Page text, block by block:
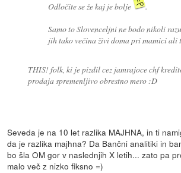
Odločite se že kaj je bolje
.
Samo to Slovenceljni ne bodo nikoli
jih tako večina živi doma pri mamici ali
THIS! folk, ki je pizdil cez jamrajoce chf
prodaja spremenljivo obrestno mero :D
Seveda je na 10 let razlika MAJHNA, in ti
da je razlika majhna? Da Bančni analitiki in
bo šla OM gor v naslednjih X letih... zato pa
malo več z nizko fiksno =)